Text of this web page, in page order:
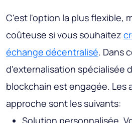
C'est l'option la plus flexible,
coûteuse si vous souhaitez
échange décentralisé. Dans
d'externalisation spécialisée
blockchain est engagée. Les
approche sont les suivants:
Solution personnalisée.